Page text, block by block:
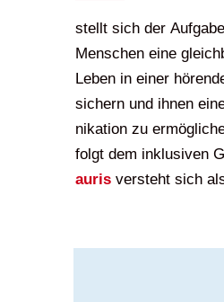
stellt sich der
Menschen eine
Leben in einer
sichern und ihnen
nikation zu
folgt dem inklusiven
auris versteht sich